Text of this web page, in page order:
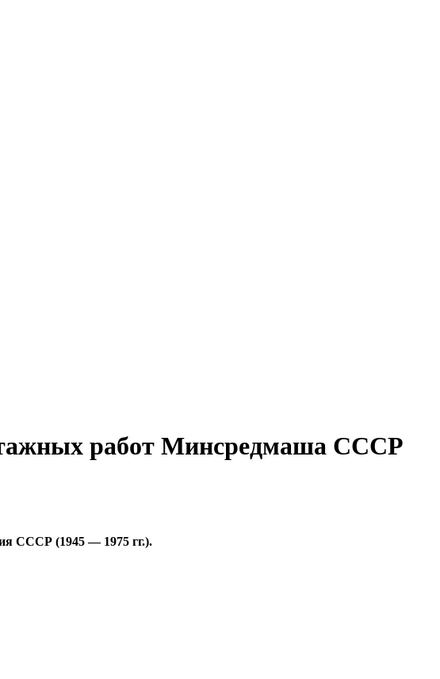
работ Минсредмаша СССР
СССР (1945 — 1975 гг.).